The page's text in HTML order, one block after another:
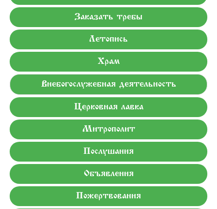
Заказать требы
Летопись
Храм
Внебогослужебная деятельность
Церковная лавка
Митрополит
Послушания
Объявления
Пожертвования